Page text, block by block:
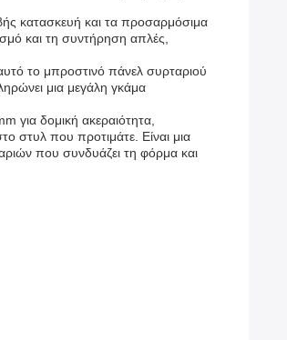
κατασκευή και τα προσαρμόσιμα
και τη συντήρηση απλές,
το μπροστινό πάνελ συρταριού
μια μεγάλη γκάμα
για δομική ακεραιότητα,
στυλ που προτιμάτε. Είναι μια
που συνδυάζει τη φόρμα και